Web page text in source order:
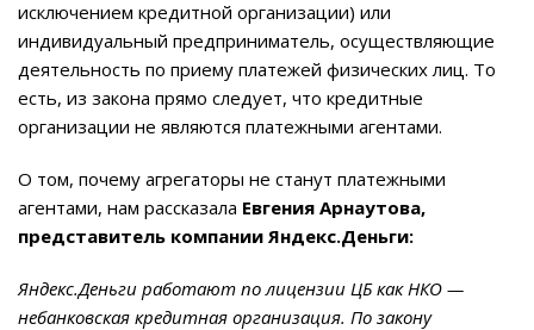
исключением кредитной организации) или
индивидуальный предприниматель, осуществляющие
деятельность по приему платежей физических лиц. То
есть, из закона прямо следует, что кредитные
организации не являются платежными агентами.
О том, почему агрегаторы не станут платежными
агентами, нам рассказала Евгения Арнаутова,
представитель компании Яндекс.Деньги:
Яндекс.Деньги работают по лицензии ЦБ как НКО —
небанковская кредитная организация. По закону